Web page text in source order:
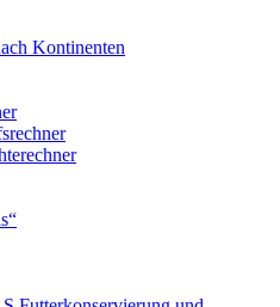
Kontinenten